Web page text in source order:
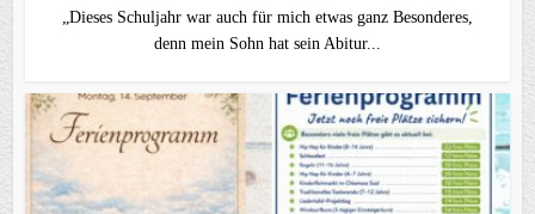
„Dieses Schuljahr war auch für mich etwas ganz Besonderes,
denn mein Sohn hat sein Abitur...